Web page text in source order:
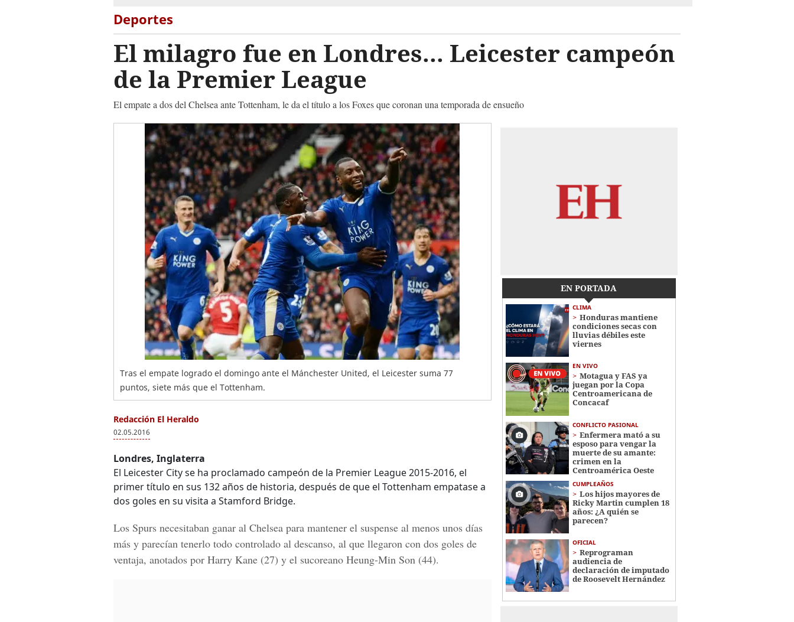
Deportes
El milagro fue en Londres... Leicester campeón
de la Premier League
El empate a dos del Chelsea ante Tottenham, le da el título a los Foxes que coronan una temporada de ensueño
Tras el empate logrado el domingo ante el Mánchester United, el Leicester suma 77
puntos, siete más que el Tottenham.
Redacción El Heraldo
02.05.2016
Londres, Inglaterra
El Leicester City se ha proclamado campeón de la Premier League 2015-2016, el
primer título en sus 132 años de historia, después de que el Tottenham empatase a
dos goles en su visita a Stamford Bridge.
Los Spurs necesitaban ganar al Chelsea para mantener el suspense al menos unos días
más y parecían tenerlo todo controlado al descanso, al que llegaron con dos goles de
ventaja, anotados por Harry Kane (27) y el sucoreano Heung-Min Son (44).
EN PORTADA
CLIMA
Honduras mantiene
condiciones secas con
lluvias débiles este
viernes
EN VIVO
Motagua y FAS ya
juegan por la Copa
Centroamericana de
Concacaf
CONFLICTO PASIONAL
Enfermera mató a su
esposo para vengar la
muerte de su amante:
crimen en la
Centroamérica Oeste
CUMPLEAÑOS
Los hijos mayores de
Ricky Martin cumplen 18
años: ¿A quién se
parecen?
OFICIAL
Reprograman
audiencia de
declaración de imputado
de Roosevelt Hernández